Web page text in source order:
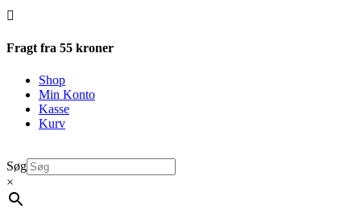

Fragt fra 55 kroner
Shop
Min Konto
Kasse
Kurv
Søg
×